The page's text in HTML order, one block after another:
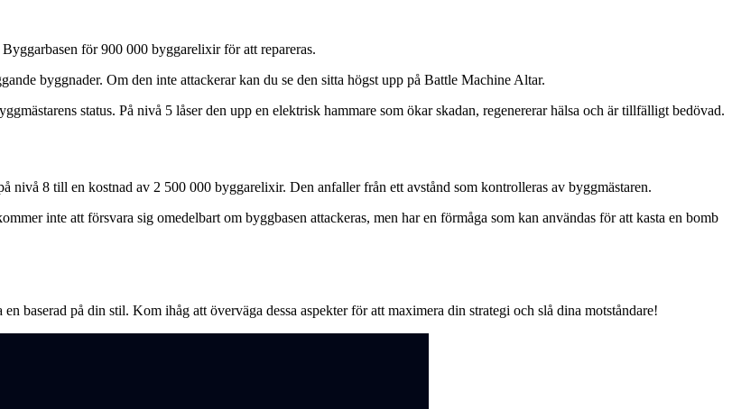
för 900 000 byggarelixir för att repareras.
byggnader. Om den inte attackerar kan du se den sitta högst upp på Battle Machine Altar.
status. På nivå 5 låser den upp en elektrisk hammare som ökar skadan, regenererar hälsa och är tillfälligt bedövad.
nivå 8 till en kostnad av 2 500 000 byggarelixir. Den anfaller från ett avstånd som kontrolleras av byggmästaren.
inte att försvara sig omedelbart om byggbasen attackeras, men har en förmåga som kan användas för att kasta en bomb
baserad på din stil. Kom ihåg att överväga dessa aspekter för att maximera din strategi och slå dina motståndare!